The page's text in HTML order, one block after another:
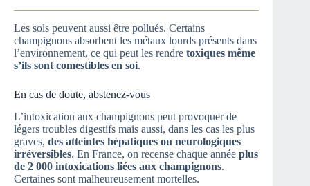
Les sols peuvent aussi être pollués. Certains
champignons absorbent les métaux lourds présents dans
l’environnement, ce qui peut les rendre toxiques même
s’ils sont comestibles en soi.
En cas de doute, abstenez-vous
L’intoxication aux champignons peut provoquer de
légers troubles digestifs mais aussi, dans les cas les plus
graves, des atteintes hépatiques ou neurologiques
irréversibles. En France, on recense chaque année plus
de 2 000 intoxications liées aux champignons.
Certaines sont malheureusement mortelles.